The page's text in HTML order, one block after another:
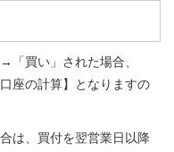
「買い」された場合、
座の計算】となりますの
は、買付を翌営業日以降